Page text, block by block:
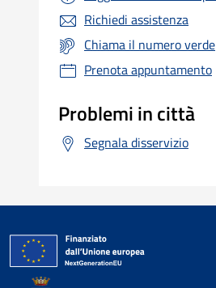
Richiedi assistenza
Chiama il numero verde
Prenota appuntamento
Problemi in città
Segnala disservizio